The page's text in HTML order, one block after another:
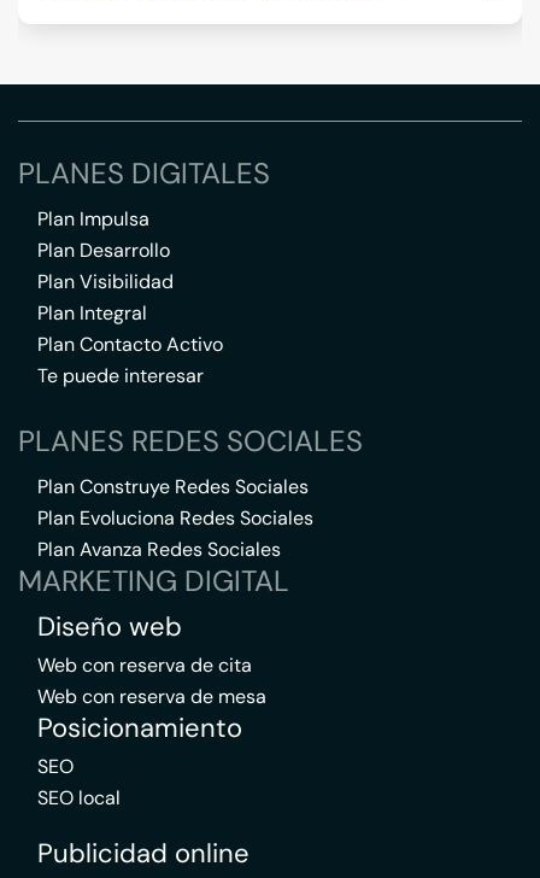
PLANES DIGITALES
Plan Impulsa
Plan Desarrollo
Plan Visibilidad
Plan Integral
Plan Contacto Activo
Te puede interesar
PLANES REDES SOCIALES
Plan Construye Redes Sociales
Plan Evoluciona Redes Sociales
Plan Avanza Redes Sociales
MARKETING DIGITAL
Diseño web
Web con reserva de cita
Web con reserva de mesa
Posicionamiento
SEO
SEO local
Publicidad online